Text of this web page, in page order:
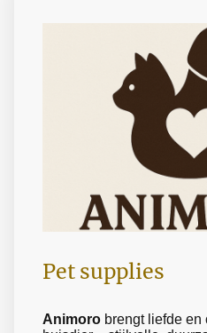
Pet supplies
Animoro brengt liefde en